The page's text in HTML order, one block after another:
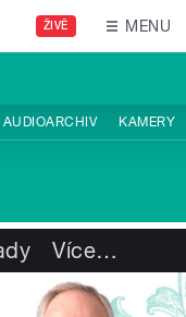
ŽIVĚ MENU
AUDIOARCHIV KAMERY
Více…